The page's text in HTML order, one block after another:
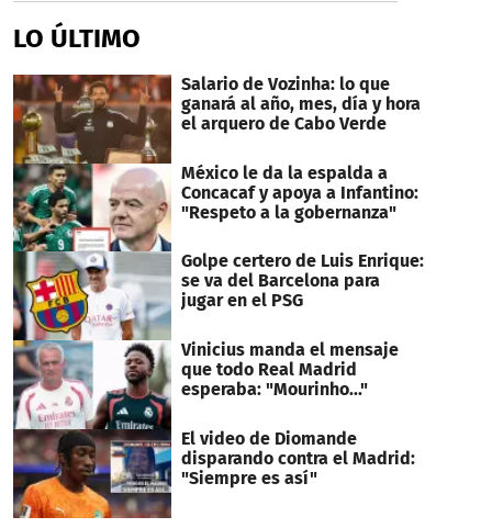
LO ÚLTIMO
Salario de Vozinha: lo que
ganará al año, mes, día y hora
el arquero de Cabo Verde
México le da la espalda a
Concacaf y apoya a Infantino:
"Respeto a la gobernanza"
Golpe certero de Luis Enrique:
se va del Barcelona para
jugar en el PSG
Vinicius manda el mensaje
que todo Real Madrid
esperaba: "Mourinho..."
El video de Diomande
disparando contra el Madrid:
"Siempre es así"